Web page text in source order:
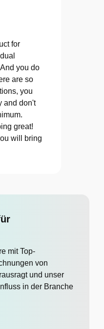
for
you do
are so
you
and don't
great!
will bring
mit Top-
von
und unser
in der Branche